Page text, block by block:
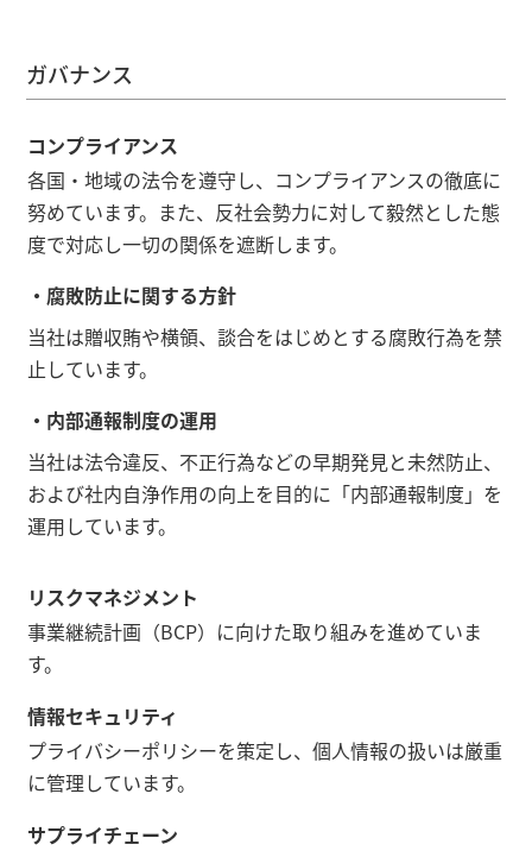
ガバナンス
コンプライアンス
各国・地域の法令を遵守し、コンプライアンスの徹底に
努めています。また、反社会勢力に対して毅然とした態
度で対応し一切の関係を遮断します。
・ 腐敗防止に関する方針
当社は贈収賄や横領、談合をはじめとする腐敗行為を禁
止しています。
・ 内部通報制度の運用
当社は法令違反、不正行為などの早期発見と未然防止、
および社内自浄作用の向上を目的に「内部通報制度」を
運用しています。
リスクマネジメント
事業継続計画（BCP）に向けた取り組みを進めていま
す。
情報セキュリティ
プライバシーポリシーを策定し、個人情報の扱いは厳重
に管理しています。
サプライチェーン